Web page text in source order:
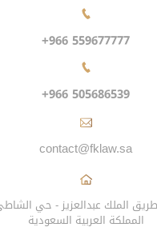
+966 559677777
+966 505686539
contact@fklaw.sa
المملكة العربية السعودية